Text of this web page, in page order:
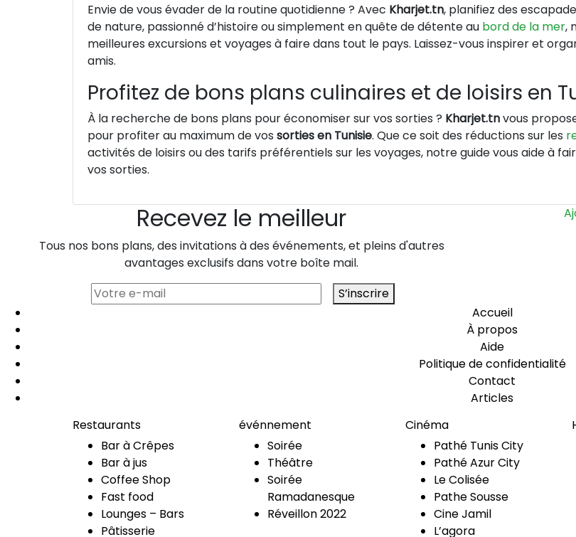
Envie de vous évader de la routine quotidienne ? Avec Kharjet.tn, planifiez des
de nature, passionné d’histoire ou simplement en quête de détente au bord de la mer,
meilleures excursions et voyages à faire dans tout le pays. Laissez-vous inspirer et
amis.
Profitez de bons plans culinaires et de loisirs en
À la recherche de bons plans pour économiser sur vos sorties ? Kharjet.tnvous
pour profiter au maximum de vos sorties en Tunisie. Que ce soit des réductions sur les
activités de loisirs ou des tarifs préférentiels sur les voyages, notre guide vous aide à
vos sorties.
Recevez le meilleur
Tous nos bons plans, des invitations à des événements, et pleins d'autres
avantages exclusifs dans votre boîte mail.
S’inscrire
Accueil
À propos
Aide
Politique de confidentialité
Contact
Articles
Restaurants
Bar à Crêpes
Bar à jus
Coffee Shop
Fast food
Lounges – Bars
Pâtisserie
événnement
Soirée
Théâtre
Soirée
Ramadanesque
Réveillon 2022
Cinéma
Pathé Tunis City
Pathé Azur City
Le Colisée
Pathe Sousse
Cine Jamil
L’agora